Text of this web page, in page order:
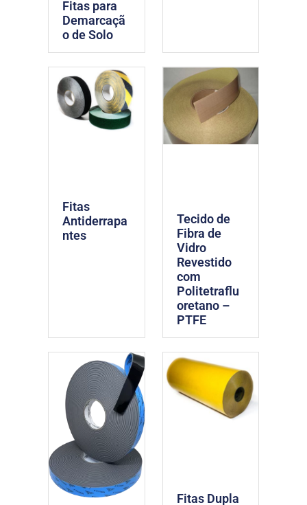
Fitas para
Demarcaçã
o de Solo
Fitas
Antiderrapa
ntes
Tecido de
Fibra de
Vidro
Revestido
com
Politetraflu
oretano –
PTFE
Fitas Dupla